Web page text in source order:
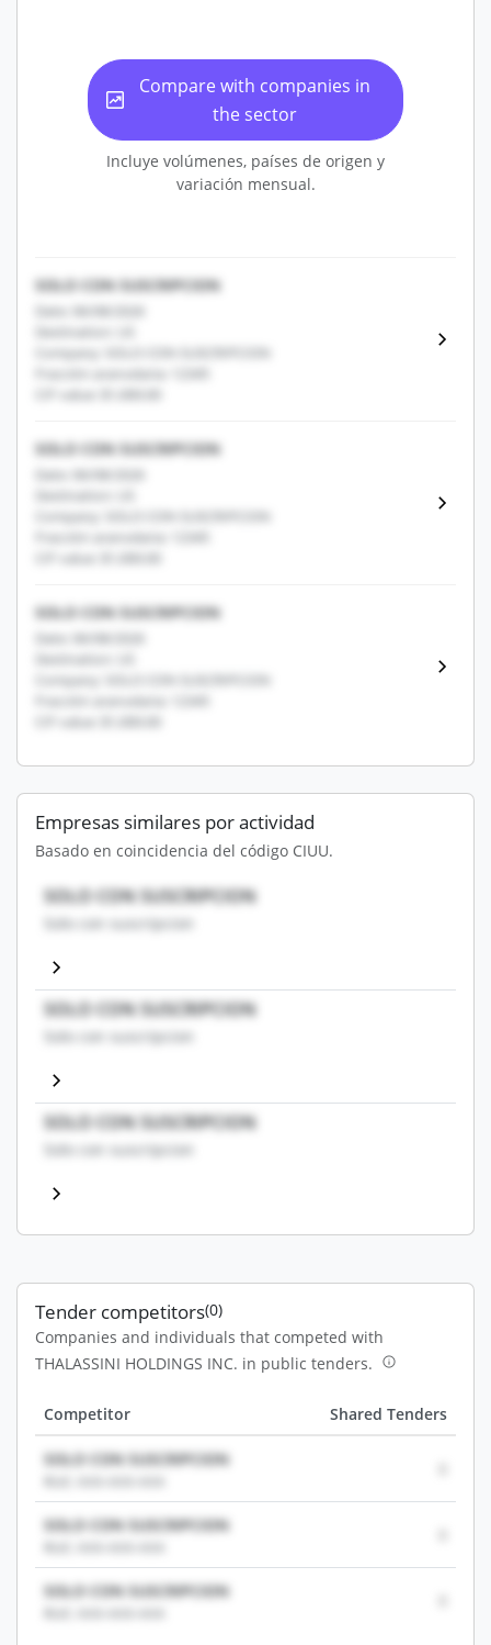
Compare with companies in
the sector
Incluye volúmenes, países de origen y
variación mensual.
SOLO CON SUSCRIPCION
Date: 06/08/2026
Destination: US
Company: SOLO CON SUSCRIPCION
Fracción arancelaria: 12345
CIF value: $1,000.00
SOLO CON SUSCRIPCION
Date: 06/08/2026
Destination: US
Company: SOLO CON SUSCRIPCION
Fracción arancelaria: 12345
CIF value: $1,000.00
SOLO CON SUSCRIPCION
Date: 06/08/2026
Destination: US
Company: SOLO CON SUSCRIPCION
Fracción arancelaria: 12345
CIF value: $1,000.00
Empresas similares por actividad
Basado en coincidencia del código CIUU.
SOLO CON SUSCRIPCION
Solo con suscripcion
SOLO CON SUSCRIPCION
Solo con suscripcion
SOLO CON SUSCRIPCION
Solo con suscripcion
Tender competitors(0)
Companies and individuals that competed with
THALASSINI HOLDINGS INC. in public tenders.
Competitor Shared Tenders
SOLO CON SUSCRIPCION
SOLO CON SUSCRIPCION
SOLO CON SUSCRIPCION